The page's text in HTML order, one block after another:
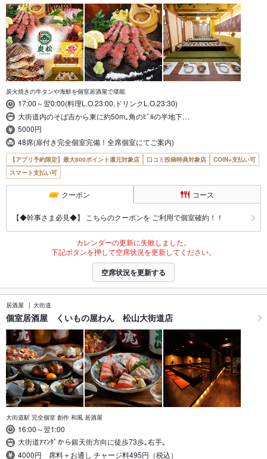
炭火焼きの牛タンや海鮮を個室居酒屋で堪能
17:00～翌0:00(料理L.O.23:00,ドリンクL.O.23:30)
大街道内のそば吉から東に約50m｡角のﾋﾞﾙの半地下…
5000円
48席(扉付き完全個室完備！全席個室にてご案内)
【アプリ予約限定】最大800ポイント還元対象店 口コミ投稿特典対象店
COIN+支払い可
スマート支払い可
クーポン コース
【◆幹事さま必見◆】 こちらのクーポンを ご利用で個室確約！！
カレンダーの更新に失敗しました。
下記ボタンを押して空席状況を更新してください。
空席状況を更新する
居酒屋 大街道
個室居酒屋 くいもの屋わん 松山大街道店
大街道駅 完全個室 創作 和風 居酒屋
16:00～翌1:00
大街道ｱﾏﾝﾀﾞから銀天街方向に徒歩73歩｡右手｡
4000円 席料＋お通し チャージ料495円（税込）